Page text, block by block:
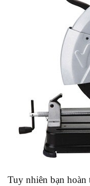
Tuy nhiên bạn hoàn